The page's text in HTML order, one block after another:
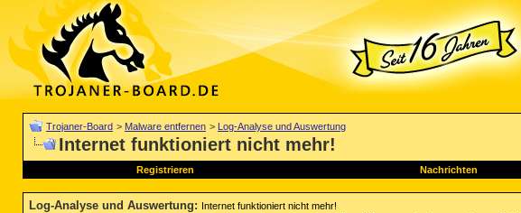
Trojaner-Board > Malware entfernen > Log-Analyse und Auswertung
Internet funktioniert nicht mehr!
Registrieren Nachrichten
Log-Analyse und Auswertung: Internet funktioniert nicht mehr!